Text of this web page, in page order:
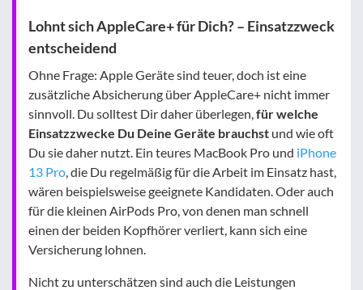
Lohnt sich AppleCare+ für Dich? – Einsatzzweck
entscheidend
Ohne Frage: Apple Geräte sind teuer, doch ist eine
zusätzliche Absicherung über AppleCare+ nicht immer
sinnvoll. Du solltest Dir daher überlegen, für welche
Einsatzzwecke Du Deine Geräte brauchst und wie oft
Du sie daher nutzt. Ein teures MacBook Pro und iPhone
13 Pro , die Du regelmäßig für die Arbeit im Einsatz hast,
wären beispielsweise geeignete Kandidaten. Oder auch
für die kleinen AirPods Pro, von denen man schnell
einen der beiden Kopfhörer verliert, kann sich eine
Versicherung lohnen.
Nicht zu unterschätzen sind auch die Leistungen